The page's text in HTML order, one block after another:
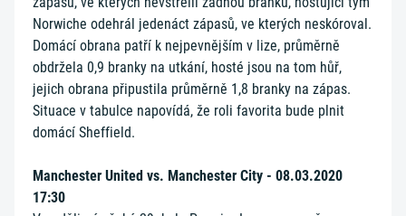
Norwiche odehrál jedenáct zápasů, ve kterých neskóroval.
Domácí obrana patří k nejpevnějším v lize, průměrně
obdržela 0,9 branky na utkání, hosté jsou na tom hůř,
jejich obrana připustila průměrně 1,8 branky na zápas.
Situace v tabulce napovídá, že roli favorita bude plnit
domácí Sheffield.
Manchester United vs. Manchester City - 08.03.2020
17:30